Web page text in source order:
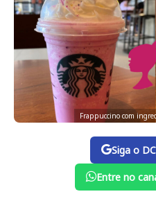
Frappuccino com
Siga o
Entre no